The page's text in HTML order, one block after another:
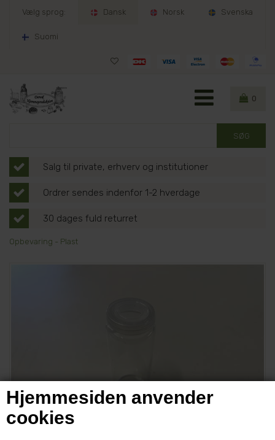
Hjemmesiden anvender
cookies
Vælg sprog: Dansk Norsk Svenska
Suomi
0
Salg til private, erhverv og institutioner
Ordrer sendes indenfor 1-2 hverdage
30 dages fuld returret
Opbevaring - Plast